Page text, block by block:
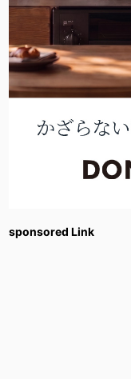
sponsored Link